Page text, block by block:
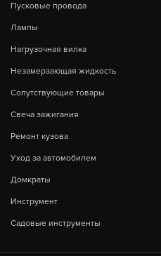
Пусковые провода
Лампы
Нагрузочная вилка
Незамерзающая жидкость
Сопутствующие товары
Свеча зажигания
Ремонт кузова
Уход за автомобилем
Домкраты
Инструмент
Садовые инструменты